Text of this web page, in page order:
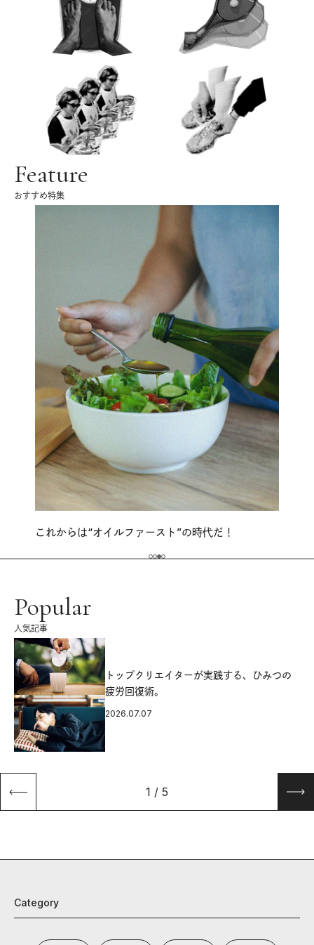
Feature
おすすめ特集
これからは“オイルファースト”の時代だ！
Popular
人気記事
トップクリエイターが実践する、ひみつの
疲労回復術。
2026.07.07
1 / 5
Category